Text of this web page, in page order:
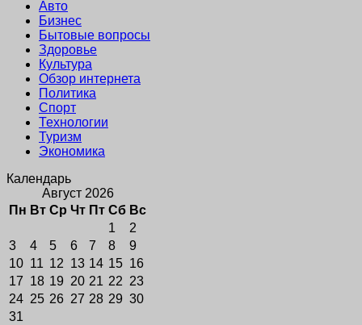
Авто
Бизнес
Бытовые вопросы
Здоровье
Культура
Обзор интернета
Политика
Спорт
Технологии
Туризм
Экономика
Календарь
Август 2026
Пн Вт Ср Чт Пт Сб Вс
1
2
3
4 5 6 7 8
9
10 11 12 13 14 15 16
17 18 19 20 21 22 23
24 25 26 27 28 29 30
31